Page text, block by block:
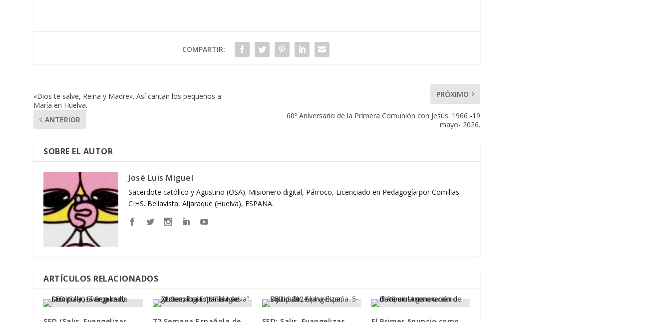
COMPARTIR:
«Dios te salve, Reina y Madre». Así cantan los pequeños a
María en Huelva.
ANTERIOR
PRÓXIMO
60º Aniversario de la Primera Comunión con Jesús. 1966 -19
mayo- 2026.
SOBRE EL AUTOR
José Luis Miguel
Sacerdote católico y Agustino (OSA). Misionero digital, Párroco, Licenciado en Pedagogía por Comillas
CIHS. Bellavista, Aljaraque (Huelva), ESPAÑA.
ARTÍCULOS RELACIONADOS